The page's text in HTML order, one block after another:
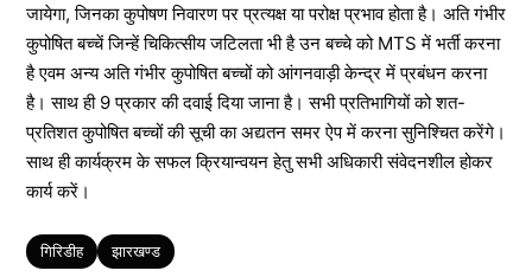
जायेगा, जिनका कुपोषण निवारण पर प्रत्यक्ष या परोक्ष प्रभाव होता है। अति गंभीर
कुपोषित बच्चें जिन्हें चिकित्सीय जटिलता भी है उन बच्चे को MTS में भर्ती करना
है एवम अन्य अति गंभीर कुपोषित बच्चों को आंगनवाड़ी केन्द्र में प्रबंधन करना
है। साथ ही 9 प्रकार की दवाई दिया जाना है। सभी प्रतिभागियों को शत-
प्रतिशत कुपोषित बच्चों की सूची का अद्यतन समर ऐप में करना सुनिश्चित करेंगे।
साथ ही कार्यक्रम के सफल क्रियान्वयन हेतु सभी अधिकारी संवेदनशील होकर
कार्य करें।
Tags
गिरिडीह झारखण्ड